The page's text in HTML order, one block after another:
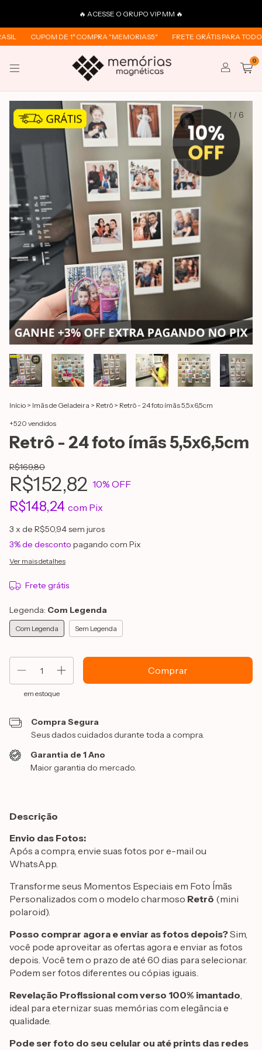
🔥 ACESSE O GRUPO VIP MM 🔥
CUPOM DE 1ª COMPRA "MEMORIAS5" FRETE GRÁTIS PARA TODO O
0
1 / 6
Início > Imãs de Geladeira > Retrô > Retrô - 24 foto ímãs 5,5x6,5cm
+520 vendidos
Retrô - 24 foto ímãs 5,5x6,5cm
R$169,80
R$152,82 10% OFF
R$148,24 com Pix
3 x de R$50,94sem juros
3% de desconto pagando com Pix
Ver mais detalhes
Frete grátis
Legenda: Com Legenda
Com Legenda Sem Legenda
em estoque
Compra Segura
Seus dados cuidados durante toda a compra.
Garantia de 1 Ano
Maior garantia do mercado.
Descrição
Envio das Fotos:
Após a compra, envie suas fotos por e-mail ou
WhatsApp.
Transforme seus Momentos Especiais em Foto Ímãs
Personalizados com o modelo charmoso Retrô (mini
polaroid).
Posso comprar agora e enviar as fotos depois?Sim,
você pode aproveitar as ofertas agora e enviar as fotos
depois. Você tem o prazo de até 60 dias para selecionar.
Podem ser fotos diferentes ou cópias iguais.
Revelação Profissional com verso 100% imantado,
ideal para eternizar suas memórias com elegância e
qualidade.
Pode ser foto do seu celular ou até prints das redes